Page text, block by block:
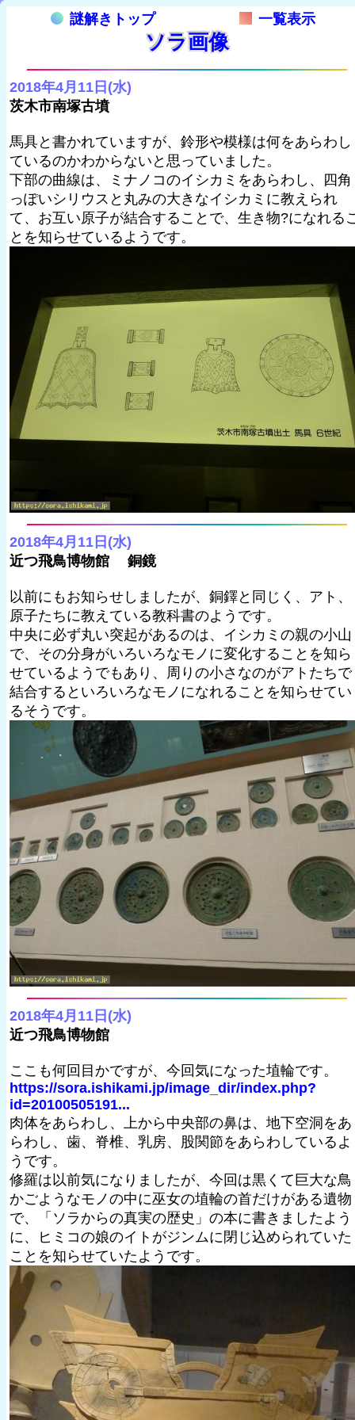
謎解きトップ 一覧表示
ソラ画像
2018年4月11日(水)
茨木市南塚古墳
馬具と書かれていますが、鈴形や模様は何をあらわし
ているのかわからないと思っていました。
下部の曲線は、ミナノコのイシカミをあらわし、四角
っぽいシリウスと丸みの大きなイシカミに教えられ
て、お互い原子が結合することで、生き物?になれる
とを知らせているようです。
2018年4月11日(水)
近つ飛鳥博物館 銅鏡
以前にもお知らせしましたが、銅鐸と同じく、アト、
原子たちに教えている教科書のようです。
中央に必ず丸い突起があるのは、イシカミの親の小山
で、その分身がいろいろなモノに変化することを知ら
せているようでもあり、周りの小さなのがアトたちで
結合するといろいろなモノになれることを知らせてい
るそうです。
2018年4月11日(水)
近つ飛鳥博物館
ここも何回目かですが、今回気になった埴輪です。
https://sora.ishikami.jp/image_dir/index.php?
id=20100505191...
肉体をあらわし、上から中央部の鼻は、地下空洞をあ
らわし、歯、脊椎、乳房、股関節をあらわしているよ
うです。
修羅は以前気になりましたが、今回は黒くて巨大な鳥
かごようなモノの中に巫女の埴輪の首だけがある遺物
で、「ソラからの真実の歴史」の本に書きましたよう
に、ヒミコの娘のイトがジンムに閉じ込められていた
ことを知らせていたようです。